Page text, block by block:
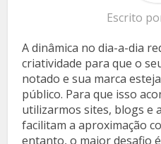
Escrito
A dinâmica no dia-a-dia
criatividade para que o
notado e sua marca
público. Para que isso
utilizarmos sites, blogs e
facilitam a aproximação
entanto, o maior desafio